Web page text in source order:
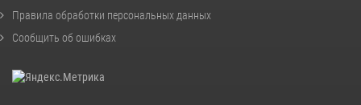
Правила обработки персональных данных
Сообщить об ошибках